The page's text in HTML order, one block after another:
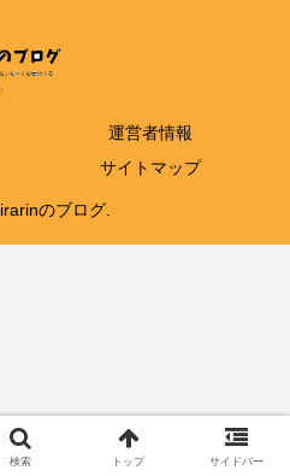
運営者情報
サイトマップ
のブログ.
検索 トップ サイドバー